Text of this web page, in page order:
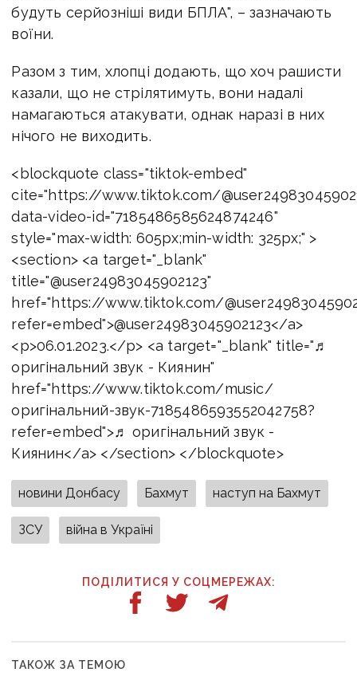
будуть серйозніші види БПЛА", – зазначають
воїни.
Разом з тим, хлопці додають, що хоч рашисти
казали, що не стрілятимуть, вони надалі
намагаються атакувати, однак наразі в них
нічого не виходить.
<blockquote class="tiktok-embed"
cite="https://www.tiktok.com/
data-video-id="7185486585624874246"
style="max-width: 605px;min-width: 325px;" >
<section> <a target="_blank"
title="@user24983045902123"
href="https://www.tiktok.com/
refer=embed">@user24983045902123</a>
<p>06.01.2023.</p> <a target="_blank" title="♬
оригінальний звук - Киянин"
href="https://www.tiktok.com/music/
оригінальний-звук-7185486593552042758?
refer=embed">♬ оригінальний звук -
Киянин</a> </section> </blockquote>
новини Донбасу Бахмут наступ на Бахмут
ЗСУ війна в Україні
ПОДІЛИТИСЯ У СОЦМЕРЕЖАХ:
ТАКОЖ ЗА ТЕМОЮ